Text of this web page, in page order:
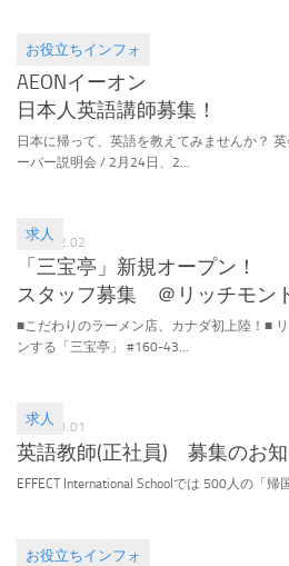
お役立ちインフォ
2016.01.01
AEONイーオン
日本人英語講師募集！
日本に帰って、英語を教えてみませんか？
ーバー説明会 / 2月24日、2...
求人
2015.12.02
「三宝亭」新規オープン！
スタッフ募集 ＠リッチモン
■こだわりのラーメン店、カナダ初上陸！■
ンする「三宝亭」 #160-43...
求人
2015.11.01
英語教師(正社員) 募集のお
EFFECT International Schoolでは 500人の「
お役立ちインフォ